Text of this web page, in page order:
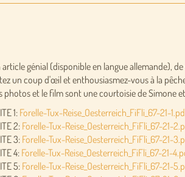
article génial (disponible en langue allemande),
un coup d'œil et enthousiasmez-vous à la
photos et le film sont une courtoisie de Simone et
1: Forelle-Tux-Reise_Oesterreich_FiFli_67-21-
2: Forelle-Tux-Reise_Oesterreich_FiFli_67-21-
3: Forelle-Tux-Reise_Oesterreich_FiFli_67-21-
4: Forelle-Tux-Reise_Oesterreich_FiFli_67-21-
5: Forelle-Tux-Reise_Oesterreich_FiFli_67-21-